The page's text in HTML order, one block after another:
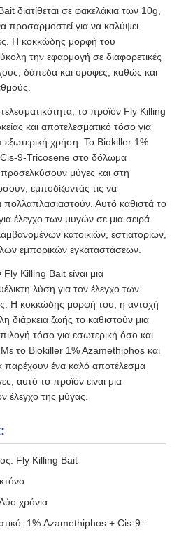
διατίθεται σε φακελάκια των 10g,
προσαρμοστεί για να καλύψει
Η κοκκώδης μορφή του
την εφαρμογή σε διαφορετικές
δάπεδα και οροφές, καθώς και
το προϊόν Fly Killing
και αποτελεσματικό τόσο για
εξωτερική χρήση. Το Biokiller 1%
9-Tricosene στο δόλωμα
προσελκύσουν μύγες και στη
εμποδίζοντάς τις να
Αυτό καθιστά το
έλεγχο των μυγών σε μια σειρά
κατοικιών, εστιατορίων,
εμπορικών εγκαταστάσεων.
Killing Bait είναι μια
λύση για τον έλεγχο των
Η κοκκώδης μορφή του, η αντοχή
διάρκεια ζωής το καθιστούν μια
τόσο για εσωτερική όσο και
Με το Biokiller 1% Azamethiphos και
ένα καλό αποτέλεσμα
αυτό το προϊόν είναι μια
έλεγχο της μύγας.
Fly Killing Bait
χρόνια
1% Azamethiphos + Cis-9-